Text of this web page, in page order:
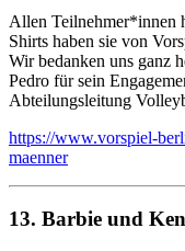
Allen Teilnehmer*innen
Shirts haben sie von
Wir bedanken uns ganz
Pedro für sein
Abteilungsleitung
https://www.vorspiel-
maenner
13. Barbie und